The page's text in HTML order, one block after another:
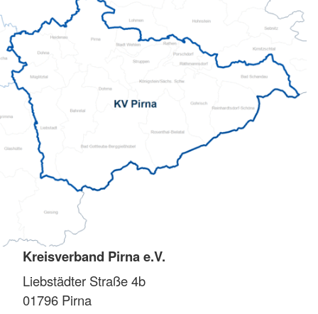
Kreisverband Pirna e.V.
Liebstädter Straße 4b
01796 Pirna